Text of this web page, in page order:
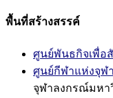
พื้นที่สร้างสรรค์
ศูนย์พันธกิจเพื่อ
ศูนย์กีฬาแห่งจุฬ
จุฬาลงกรณ์มหา